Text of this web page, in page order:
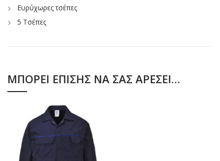
Ευρύχωρες τσέπες
5 Τσέπες
ΜΠΟΡΕΊ ΕΠΊΣΗΣ ΝΑ ΣΑΣ ΑΡΈΣΕΙ…